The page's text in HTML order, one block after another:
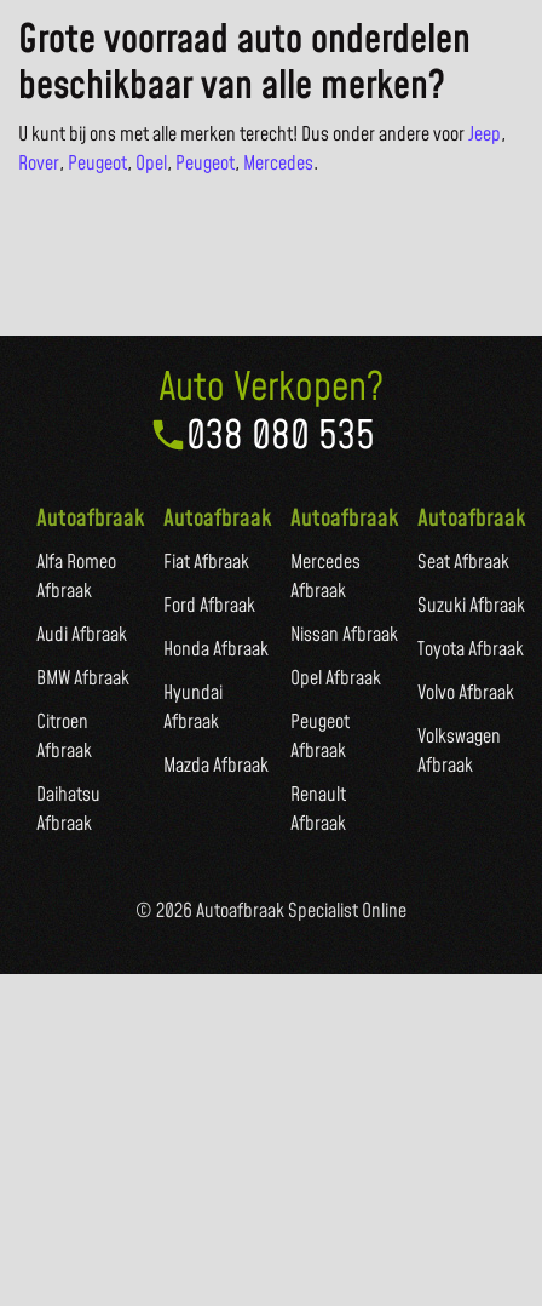
Grote voorraad auto onderdelen
beschikbaar van alle merken?
U kunt bij ons met alle merken terecht! Dus onder andere voorJeep,
Rover, Peugeot, Opel, Peugeot, Mercedes.
Auto Verkopen?
038 080 535
Autoafbraak
Alfa Romeo
Afbraak
Audi Afbraak
BMW Afbraak
Citroen
Afbraak
Daihatsu
Afbraak
Autoafbraak
Fiat Afbraak
Ford Afbraak
Honda Afbraak
Hyundai
Afbraak
Mazda Afbraak
Autoafbraak
Mercedes
Afbraak
Nissan Afbraak
Opel Afbraak
Peugeot
Afbraak
Renault
Afbraak
Autoafbraak
Seat Afbraak
Suzuki Afbraak
Toyota Afbraak
Volvo Afbraak
Volkswagen
Afbraak
© 2026 Autoafbraak Specialist Online